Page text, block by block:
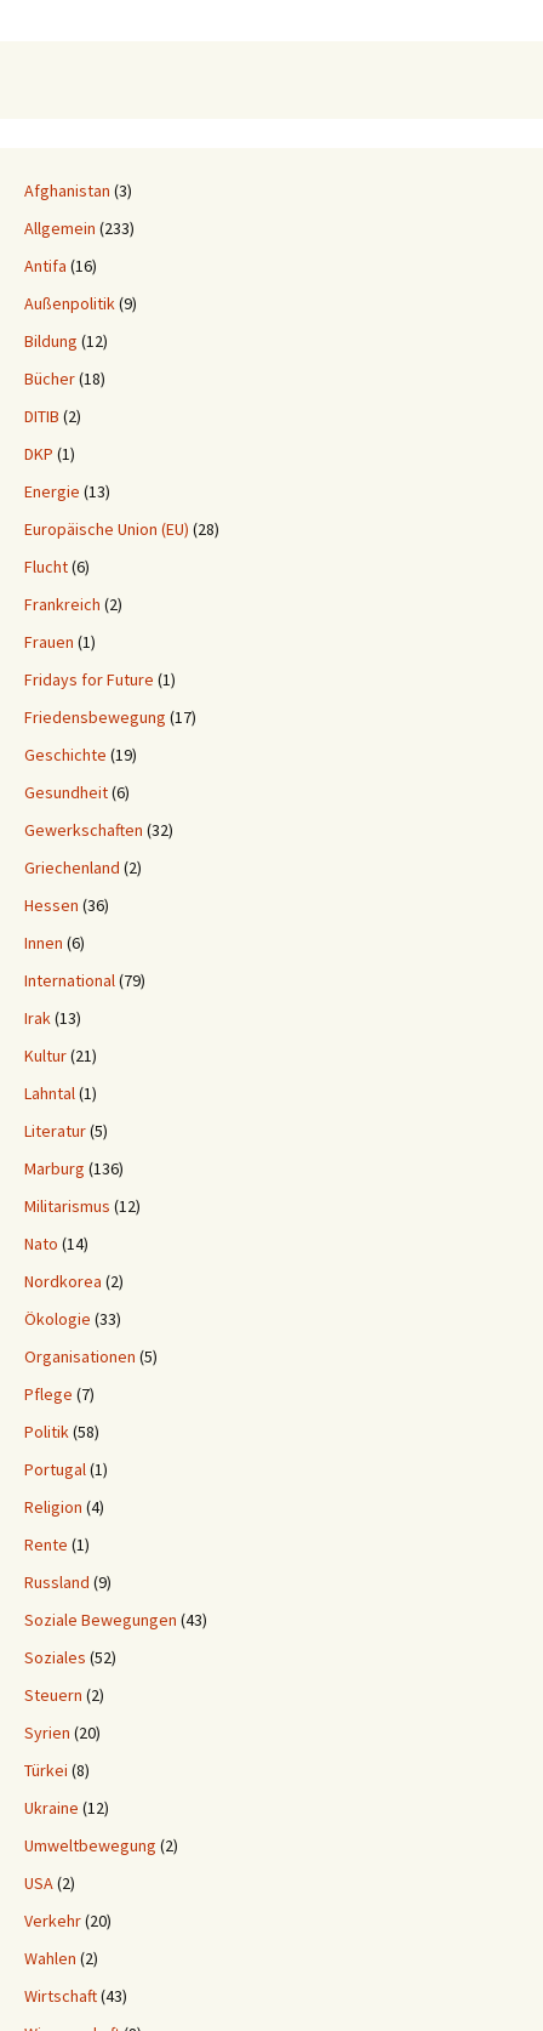
Afghanistan (3)
Allgemein (233)
Antifa (16)
Außenpolitik(9)
Bildung (12)
Bücher(18)
DITIB (2)
DKP (1)
Energie (13)
Europäische Union (EU) (28)
Flucht(6)
Frankreich (2)
Frauen (1)
Fridays for Future (1)
Friedensbewegung (17)
Geschichte (19)
Gesundheit(6)
Gewerkschaften (32)
Griechenland (2)
Hessen (36)
Innen (6)
International(79)
Irak(13)
Kultur(21)
Lahntal(1)
Literatur(5)
Marburg (136)
Militarismus (12)
Nato (14)
Nordkorea (2)
Ökologie (33)
Organisationen (5)
Pflege (7)
Politik(58)
Portugal(1)
Religion (4)
Rente (1)
Russland (9)
Soziale Bewegungen (43)
Soziales (52)
Steuern (2)
Syrien (20)
Türkei (8)
Ukraine (12)
Umweltbewegung (2)
USA(2)
Verkehr(20)
Wahlen (2)
Wirtschaft(43)